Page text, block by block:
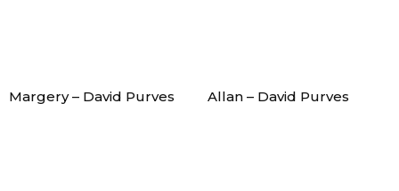
Margery – David Purves Allan – David Purves